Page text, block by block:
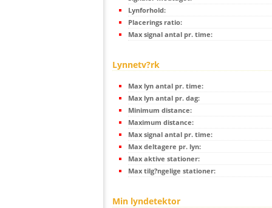
Lynforhold:
Placerings ratio:
Max signal antal pr. time:
Lynnetv?rk
Max lyn antal pr. time:
Max lyn antal pr. dag:
Minimum distance:
Maximum distance:
Max signal antal pr. time:
Max deltagere pr. lyn:
Max aktive stationer:
Max tilg?ngelige stationer:
Min lyndetektor